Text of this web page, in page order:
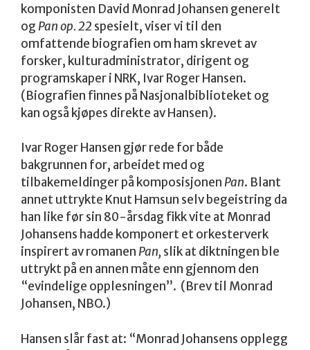
komponisten David Monrad Johansen generelt
og Pan op. 22 spesielt, viser vi til den
omfattende biografien om ham skrevet av
forsker, kulturadministrator, dirigent og
programskaper i NRK, Ivar Roger Hansen.
(Biografien finnes på Nasjonalbiblioteket og
kan også kjøpes direkte av Hansen).
Ivar Roger Hansen gjør rede for både
bakgrunnen for, arbeidet med og
tilbakemeldinger på komposisjonen Pan. Blant
annet uttrykte Knut Hamsun selv begeistring da
han like før sin 80-årsdag fikk vite at Monrad
Johansens hadde komponert et orkesterverk
inspirert av romanen Pan, slik at diktningen ble
uttrykt på en annen måte enn gjennom den
“evindelige opplesningen”. (Brev til Monrad
Johansen, NBO.)
Hansen slår fast at: “Monrad Johansens opplegg